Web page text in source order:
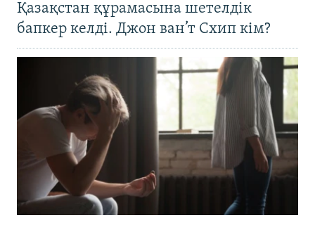
Қазақстан құрамасына шетелдік
бапкер келді. Джон ван’т Схип кім?